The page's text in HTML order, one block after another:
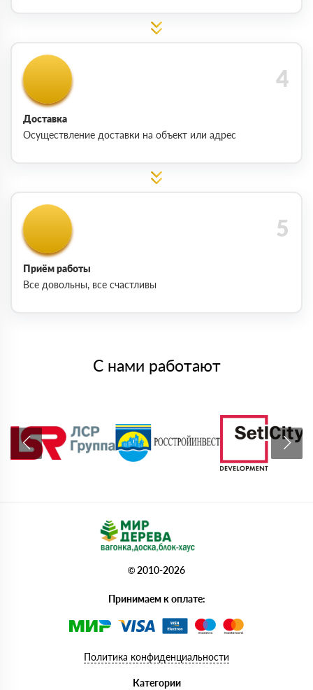
Доставка
Осуществление доставки на объект или адрес
Приём работы
Все довольны, все счастливы
С нами работают
© 2010-2026
Принимаем к оплате:
Политика конфиденциальности
Категории